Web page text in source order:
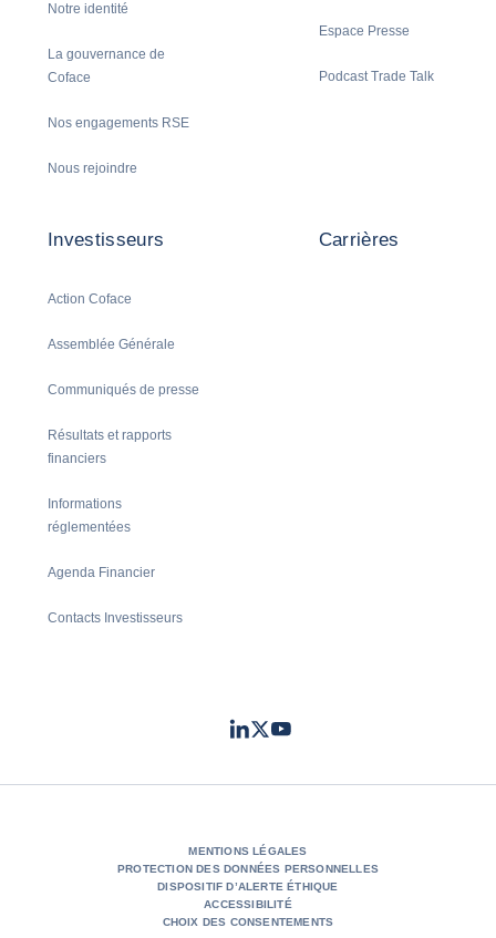
Notre identité
La gouvernance de
Coface
Nos engagements RSE
Nous rejoindre
Espace Presse
Podcast Trade Talk
Investisseurs
Action Coface
Assemblée Générale
Communiqués de presse
Résultats et rapports
financiers
Informations
réglementées
Agenda Financier
Contacts Investisseurs
Carrières
LinkedIn
TwitterYoutube
MENTIONS LÉGALES
PROTECTION DES DONNÉES PERSONNELLES
DISPOSITIF D’ALERTE ÉTHIQUE
ACCESSIBILITÉ
CHOIX DES CONSENTEMENTS